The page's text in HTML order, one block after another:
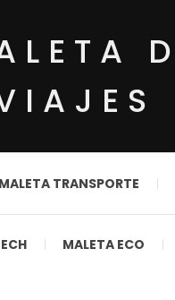
MALETA TRANSPORTE
MALETA ECO